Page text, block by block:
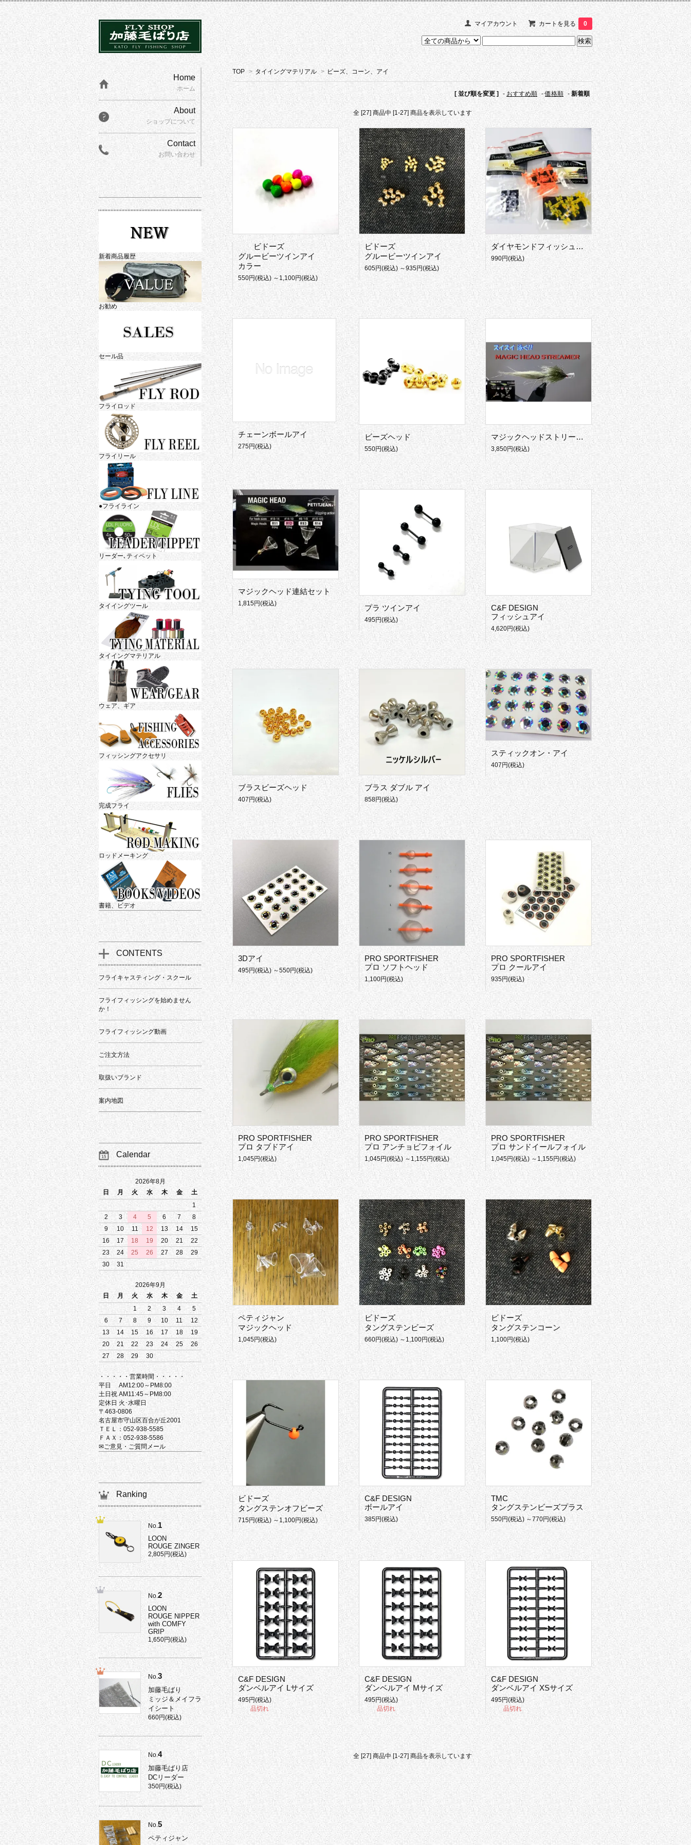
マイアカウント カートを見る 0
TOP > タイイングマテリアル > ビーズ、コーン、アイ
[ 並び順を変更 ] - おすすめ順 -価格順 - 新着順
全 [27] 商品中 [1-27] 商品を表示しています
ビドーズ
グルービーツインアイ
カラー
550円(税込) ～1,100円(税込)
ビドーズ
グルービーツインアイ
605円(税込) ～935円(税込)
ダイヤモンドフィッシュアイ
990円(税込)
チェーンボールアイ
275円(税込)
ビーズヘッド
550円(税込)
マジックヘッドストリーマー制作キット
3,850円(税込)
マジックヘッド連結セット
1,815円(税込) プラ ツインアイ
495円(税込)
C&F DESIGN
フィッシュアイ
4,620円(税込)
ブラスビーズヘッド
407円(税込)
ブラス ダブル アイ
858円(税込)
スティックオン・アイ
407円(税込)
3Dアイ
495円(税込) ～550円(税込)
PRO SPORTFISHER
プロ ソフトヘッド
1,100円(税込)
PRO SPORTFISHER
プロ クールアイ
935円(税込)
PRO SPORTFISHER
プロ タブドアイ
1,045円(税込)
PRO SPORTFISHER
プロ アンチョビフォイル
1,045円(税込) ～1,155円(税込)
PRO SPORTFISHER
プロ サンドイールフォイル
1,045円(税込) ～1,155円(税込)
ペティジャン
マジックヘッド
1,045円(税込)
ビドーズ
タングステンビーズ
660円(税込) ～1,100円(税込)
ビドーズ
タングステンコーン
1,100円(税込)
ビドーズ
タングステンオフビーズ
715円(税込) ～1,100円(税込)
C&F DESIGN
ボールアイ
385円(税込)
TMC
タングステンビーズプラス
550円(税込) ～770円(税込)
C&F DESIGN
ダンベルアイ Lサイズ
495円(税込)
品切れ
C&F DESIGN
ダンベルアイ Mサイズ
495円(税込)
品切れ
C&F DESIGN
ダンベルアイ XSサイズ
495円(税込)
品切れ
全 [27] 商品中 [1-27] 商品を表示しています
Home
ホーム
About
ショップについて
Contact
お問い合わせ
新着商品履歴
お勧め
セール品
フライロッド
フライリール
●フライライン
リーダー､ティペット
タイイングツール
タイイングマテリアル
ウェア、ギア
フィッシングアクセサリ
完成フライ
ロッドメーキング
書籍、ビデオ
CONTENTS
フライキャスティング・スクール
フライフィッシングを始めません
か！
フライフィッシング動画
ご注文方法
取扱いブランド
案内地図
Calendar
2026年8月
日
月 火 水 木 金
土
1
2
3 4 5 6 7
8
9
10 11 12 13 14
15
16
17 18 19 20 21
22
23
24 25 26 27 28
29
30
31
2026年9月
日
月 火 水 木 金
土
1
2 3 4
5
6
7 8 9 10 11
12
13
14 15 16 17 18
19
20
21 22 23 24 25
26
27
28 29 30
・・・・・営業時間・・・・・
平日 AM12:00～PM8:00
土日祝 AM11:45～PM8:00
定休日 火･水曜日
〒463-0806
名古屋市守山区百合が丘2001
ＴＥＬ：052-938-5585
ＦＡＸ：052-938-5586
✉ご意見・ご質問メール
Ranking
No. 1
LOON
ROUGE ZINGER
2,805円(税込)
No. 2
LOON
ROUGE NIPPER
with COMFY
GRIP
1,650円(税込)
No.3
加藤毛ばり
ミッジ＆メイフラ
イシート
660円(税込)
No.4
加藤毛ばり店
DCリーダー
350円(税込)
No.5
ペティジャン